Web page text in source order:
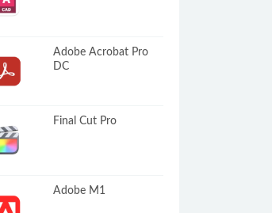
Adobe Acrobat Pro
DC
Final Cut Pro
Adobe M1